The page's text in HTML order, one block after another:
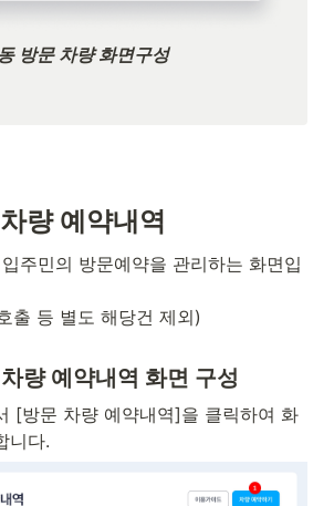
방문 차량 화면구성
량 예약내역
주민의 방문예약을 관리하는 화면입
출 등 별도 해당건 제외)
량 예약내역 화면 구성
[방문 차량 예약내역]을 클릭하여 화
니다.